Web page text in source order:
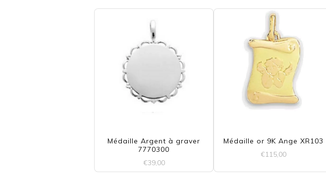
Médaille Argent à graver
7770300
€39,00
Médaille or 9K Ange XR103
€115,00